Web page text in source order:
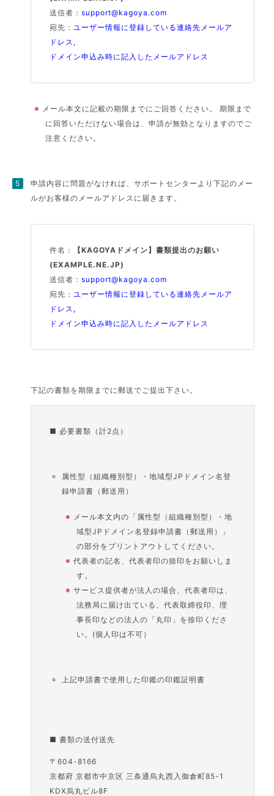
送信者：support@kagoya.com
宛先：ユーザー情報に登録している連絡先メールア
ドレス,
ドメイン申込み時に記入したメールアドレス
※ メール本文に記載の期限までにご回答ください。 期限まで
に回答いただけない場合は、申請が無効となりますのでご
注意ください。
申請内容に問題がなければ、サポートセンターより下記のメー
ルがお客様のメールアドレスに届きます。
件名：
【KAGOYAドメイン】書類提出のお願い
(EXAMPLE.NE.JP)
送信者：support@kagoya.com
宛先：ユーザー情報に登録している連絡先メールア
ドレス,
ドメイン申込み時に記入したメールアドレス
下記の書類を期限までに郵送でご提出下さい。
■ 必要書類（計2点）
属性型（組織種別型）・地域型JPドメイン名登
録申請書（郵送用）
※ メール本文内の「属性型（組織種別型）・地
域型JPドメイン名登録申請書（郵送用）」
の部分をプリントアウトしてください。
※代表者の記名、代表者印の捺印をお願いしま
す。
※サービス提供者が法人の場合、代表者印は、
法務局に届け出ている、代表取締役印、理
事長印などの法人の「丸印」を捺印くださ
い。(個人印は不可）
上記申請書で使用した印鑑の印鑑証明書
■ 書類の送付送先
〒604-8166
京都府 京都市中京区 三条通烏丸西入御倉町85-1
KDX烏丸ビル8F